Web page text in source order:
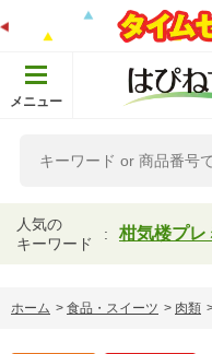
メニュー
人気の
キーワード
柑気楼プレ
ホーム > 食品・スイーツ > 肉類